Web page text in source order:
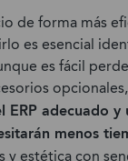
de forma más
es esencial
es fácil
adecuado y
menos
estética con